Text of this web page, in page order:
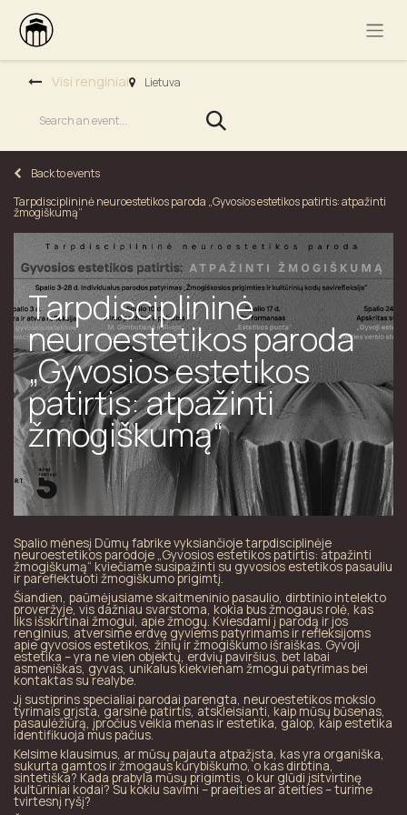
Visi renginiai Lietuva
Back to events
Tarpdisciplininė neuroestetikos paroda „Gyvosios estetikos patirtis: atpažinti
žmogiškumą“
Tarpdisciplininė
neuroestetikos paroda
„Gyvosios estetikos
patirtis: atpažinti
žmogiškumą“
Spalio mėnesį Dūmų fabrike vyksiančioje tarpdisciplinėje
neuroestetikos parodoje „Gyvosios estetikos patirtis: atpažinti
žmogiškumą“ kviečiame susipažinti su gyvosios estetikos pasauliu
ir pareflektuoti žmogiškumo prigimtį.
Šiandien, paūmėjusiame skaitmeninio pasaulio, dirbtinio intelekto
proveržyje, vis dažniau svarstoma, kokia bus žmogaus rolė, kas
liks išskirtinai žmogui, apie žmogų. Kviesdami į parodą ir jos
renginius, atversime erdvę gyviems patyrimams ir refleksijoms
apie gyvosios estetikos, žinių ir žmogiškumo išraiškas. Gyvoji
estetika – yra ne vien objektų, erdvių paviršius, bet labai
asmeniškas, gyvas, unikalus kiekvienam žmogui patyrimas bei
kontaktas su realybe.
Jį sustiprins specialiai parodai parengta, neuroestetikos mokslo
tyrimais grįsta, garsinė patirtis, atskleisianti, kaip mūsų būsenas,
pasaulėžiūrą, įpročius veikia menas ir estetika, galop, kaip estetika
identifikuoja mus pačius.
Kelsime klausimus, ar mūsų pajauta atpažįsta, kas yra organiška,
sukurta gamtos ir žmogaus kūrybiškumo, o kas dirbtina,
sintetiška? Kada prabyla mūsų prigimtis, o kur glūdi įsitvirtinę
kultūriniai kodai? Su kokiu savimi – praeities ar ateities – turime
tvirtesnį ryšį?